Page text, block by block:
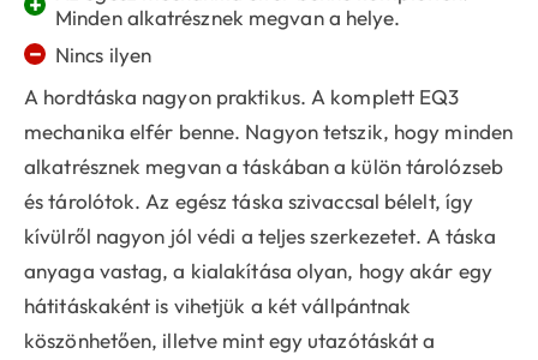
Minden alkatrésznek megvan a helye.
−
Nincs ilyen
A hordtáska nagyon praktikus. A komplett EQ3
mechanika elfér benne. Nagyon tetszik, hogy minden
alkatrésznek megvan a táskában a külön tárolózseb
és tárolótok. Az egész táska szivaccsal bélelt, így
kívülről nagyon jól védi a teljes szerkezetet. A táska
anyaga vastag, a kialakítása olyan, hogy akár egy
hátitáskaként is vihetjük a két vállpántnak
köszönhetően, illetve mint egy utazótáskát a